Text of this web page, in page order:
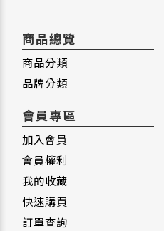
商品總覽
商品分類
品牌分類
會員專區
加入會員
會員權利
我的收藏
快速購買
訂單查詢